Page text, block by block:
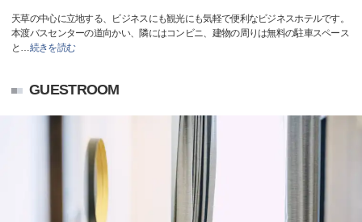
天草の中心に立地する、ビジネスにも観光にも気軽で便利なビジネスホテルです。
本渡バスセンターの道向かい、隣にはコンビニ、建物の周りは無料の駐車スペース
と …続きを読む
GUESTROOM